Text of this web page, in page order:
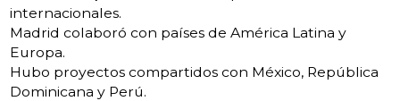
internacionales.
Madrid colaboró con países de América Latina y
Europa.
Hubo proyectos compartidos con México, República
Dominicana y Perú.